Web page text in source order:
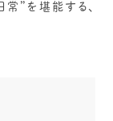
”を堪能する、